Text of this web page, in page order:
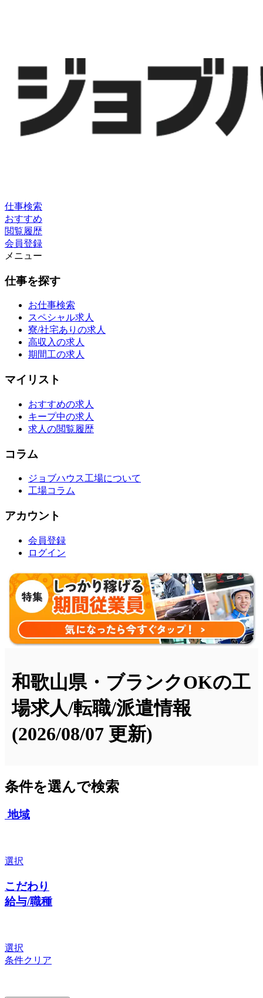
仕事検索
おすすめ
閲覧履歴
会員登録
メニュー
仕事を探す
お仕事検索
スペシャル求人
寮/社宅ありの求人
高収入の求人
期間工の求人
マイリスト
おすすめの求人
キープ中の求人
求人の閲覧履歴
コラム
ジョブハウス工場について
工場コラム
アカウント
会員登録
ログイン
和歌山県・ブランクOKの工
場求人/転職/派遣情報
(2026/08/07 更新)
条件を選んで検索
地域
選択
こだわり
給与/職種
選択
条件クリア